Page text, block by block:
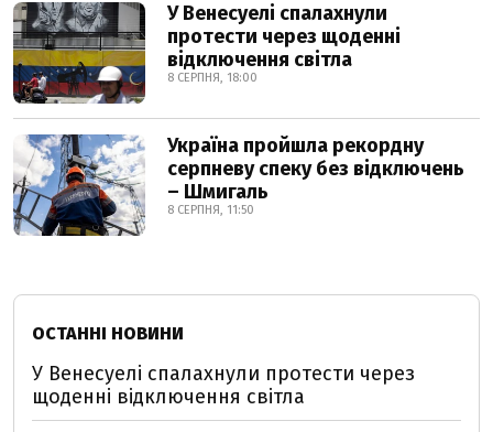
У Венесуелі спалахнули
протести через щоденні
відключення світла
8 СЕРПНЯ, 18:00
Україна пройшла рекордну
серпневу спеку без відключень
– Шмигаль
8 СЕРПНЯ, 11:50
ОСТАННІ НОВИНИ
У Венесуелі спалахнули протести через
щоденні відключення світла